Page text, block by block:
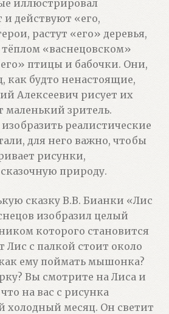
иллюстрировал
действуют «его,
растут «его» деревья,
«васнецовском»
птицы и бабочки. Они,
как будто ненастоящие,
Алексеевич рисует их
маленький зритель.
реалистические
для него важно, чтобы
рисунки,
природу.
сказку В.В. Бианки «Лис
изобразил целый
которого становится
Лис с палкой стоит около
ему поймать мышонка?
Вы смотрите на Лиса и
на вас с рисунка
холодный месяц. Он светит